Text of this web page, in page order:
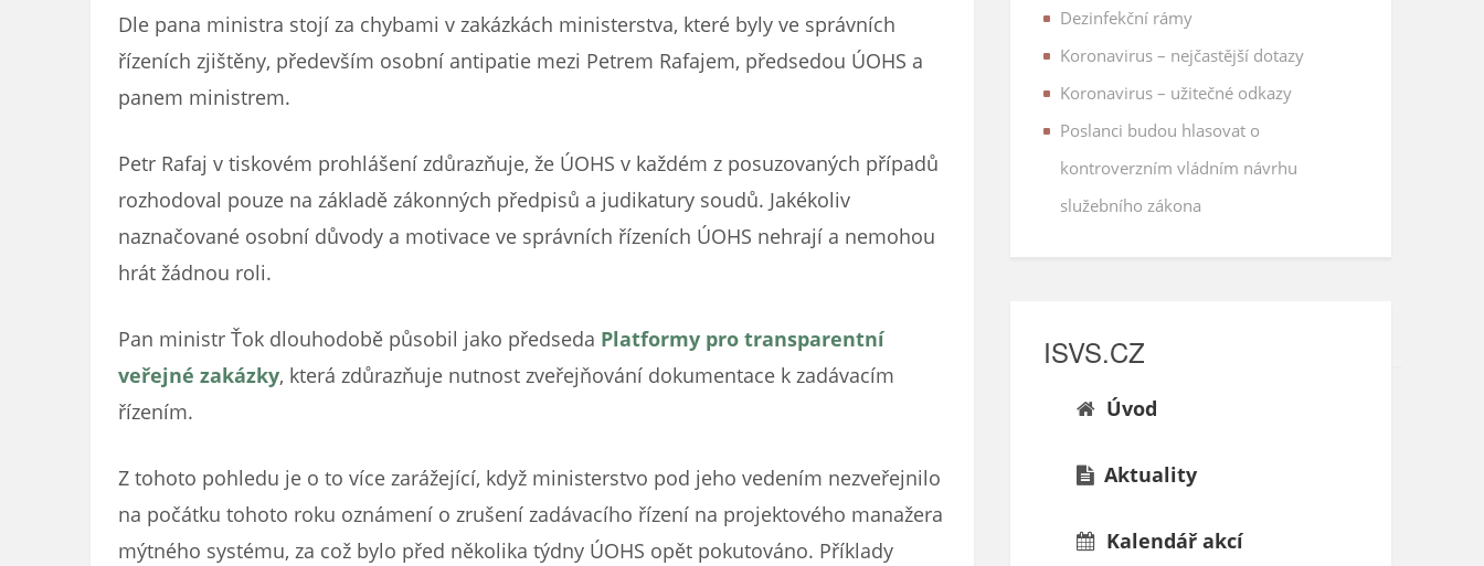
Dle pana ministra stojí za chybami v zakázkách ministerstva, které byly ve správních
řízeních zjištěny, především osobní antipatie mezi Petrem Rafajem, předsedou ÚOHS a
panem ministrem.
Petr Rafaj v tiskovém prohlášení zdůrazňuje, že ÚOHS v každém z posuzovaných případů
rozhodoval pouze na základě zákonných předpisů a judikatury soudů. Jakékoliv
naznačované osobní důvody a motivace ve správních řízeních ÚOHS nehrají a nemohou
hrát žádnou roli.
Pan ministr Ťok dlouhodobě působil jako předseda Platformy pro transparentní
veřejné zakázky, která zdůrazňuje nutnost zveřejňování dokumentace k zadávacím
řízením.
Z tohoto pohledu je o to více zarážející, když ministerstvo pod jeho vedením nezveřejnilo
na počátku tohoto roku oznámení o zrušení zadávacího řízení na projektového manažera
mýtného systému, za což bylo před několika týdny ÚOHS opět pokutováno. Příklady
Dezinfekční rámy
Koronavirus – nejčastější dotazy
Koronavirus – užitečné odkazy
Poslanci budou hlasovat o
kontroverzním vládním návrhu
služebního zákona
ISVS.CZ
Úvod
Aktuality
Kalendář akcí